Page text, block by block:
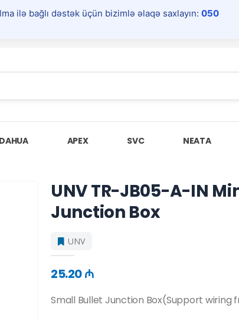
ilə bağlı dəstək üçün bizimlə əlaqə saxlayın: 050
DAHUA APEX SVC NEATA
UNV TR-JB05-A-IN
Junction Box
UNV
25.20 ₼
Small Bullet Junction Box(Support wiring